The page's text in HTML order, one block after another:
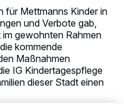
für Mettmanns Kinder in
und Verbote gab,
gewohnten Rahmen
kommende
Maßnahmen
IG Kindertagespflege
dieser Stadt einen
von OK aktivieren Sie
und unsere Partner
aufgeführten
sind manche Inhalte und
relevant für Sie. Sie können
Ihre Einstellungen zu
indem Sie auf den Link
Rand der Webseite klicken.
Website. Weitere